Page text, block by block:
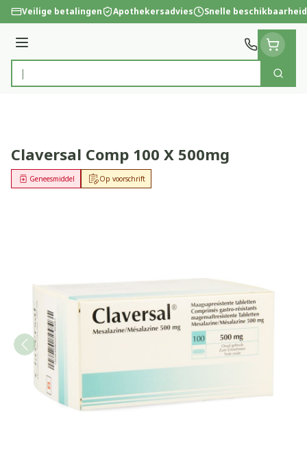
Ga naar de inhoud
Veilige betalingen Apothekersadvies Snelle beschikbaarheid
Menu
Product, merk, categorie...
Zoek
Claversal Comp 100 X 500mg
Op voorschrift
Geneesmiddel